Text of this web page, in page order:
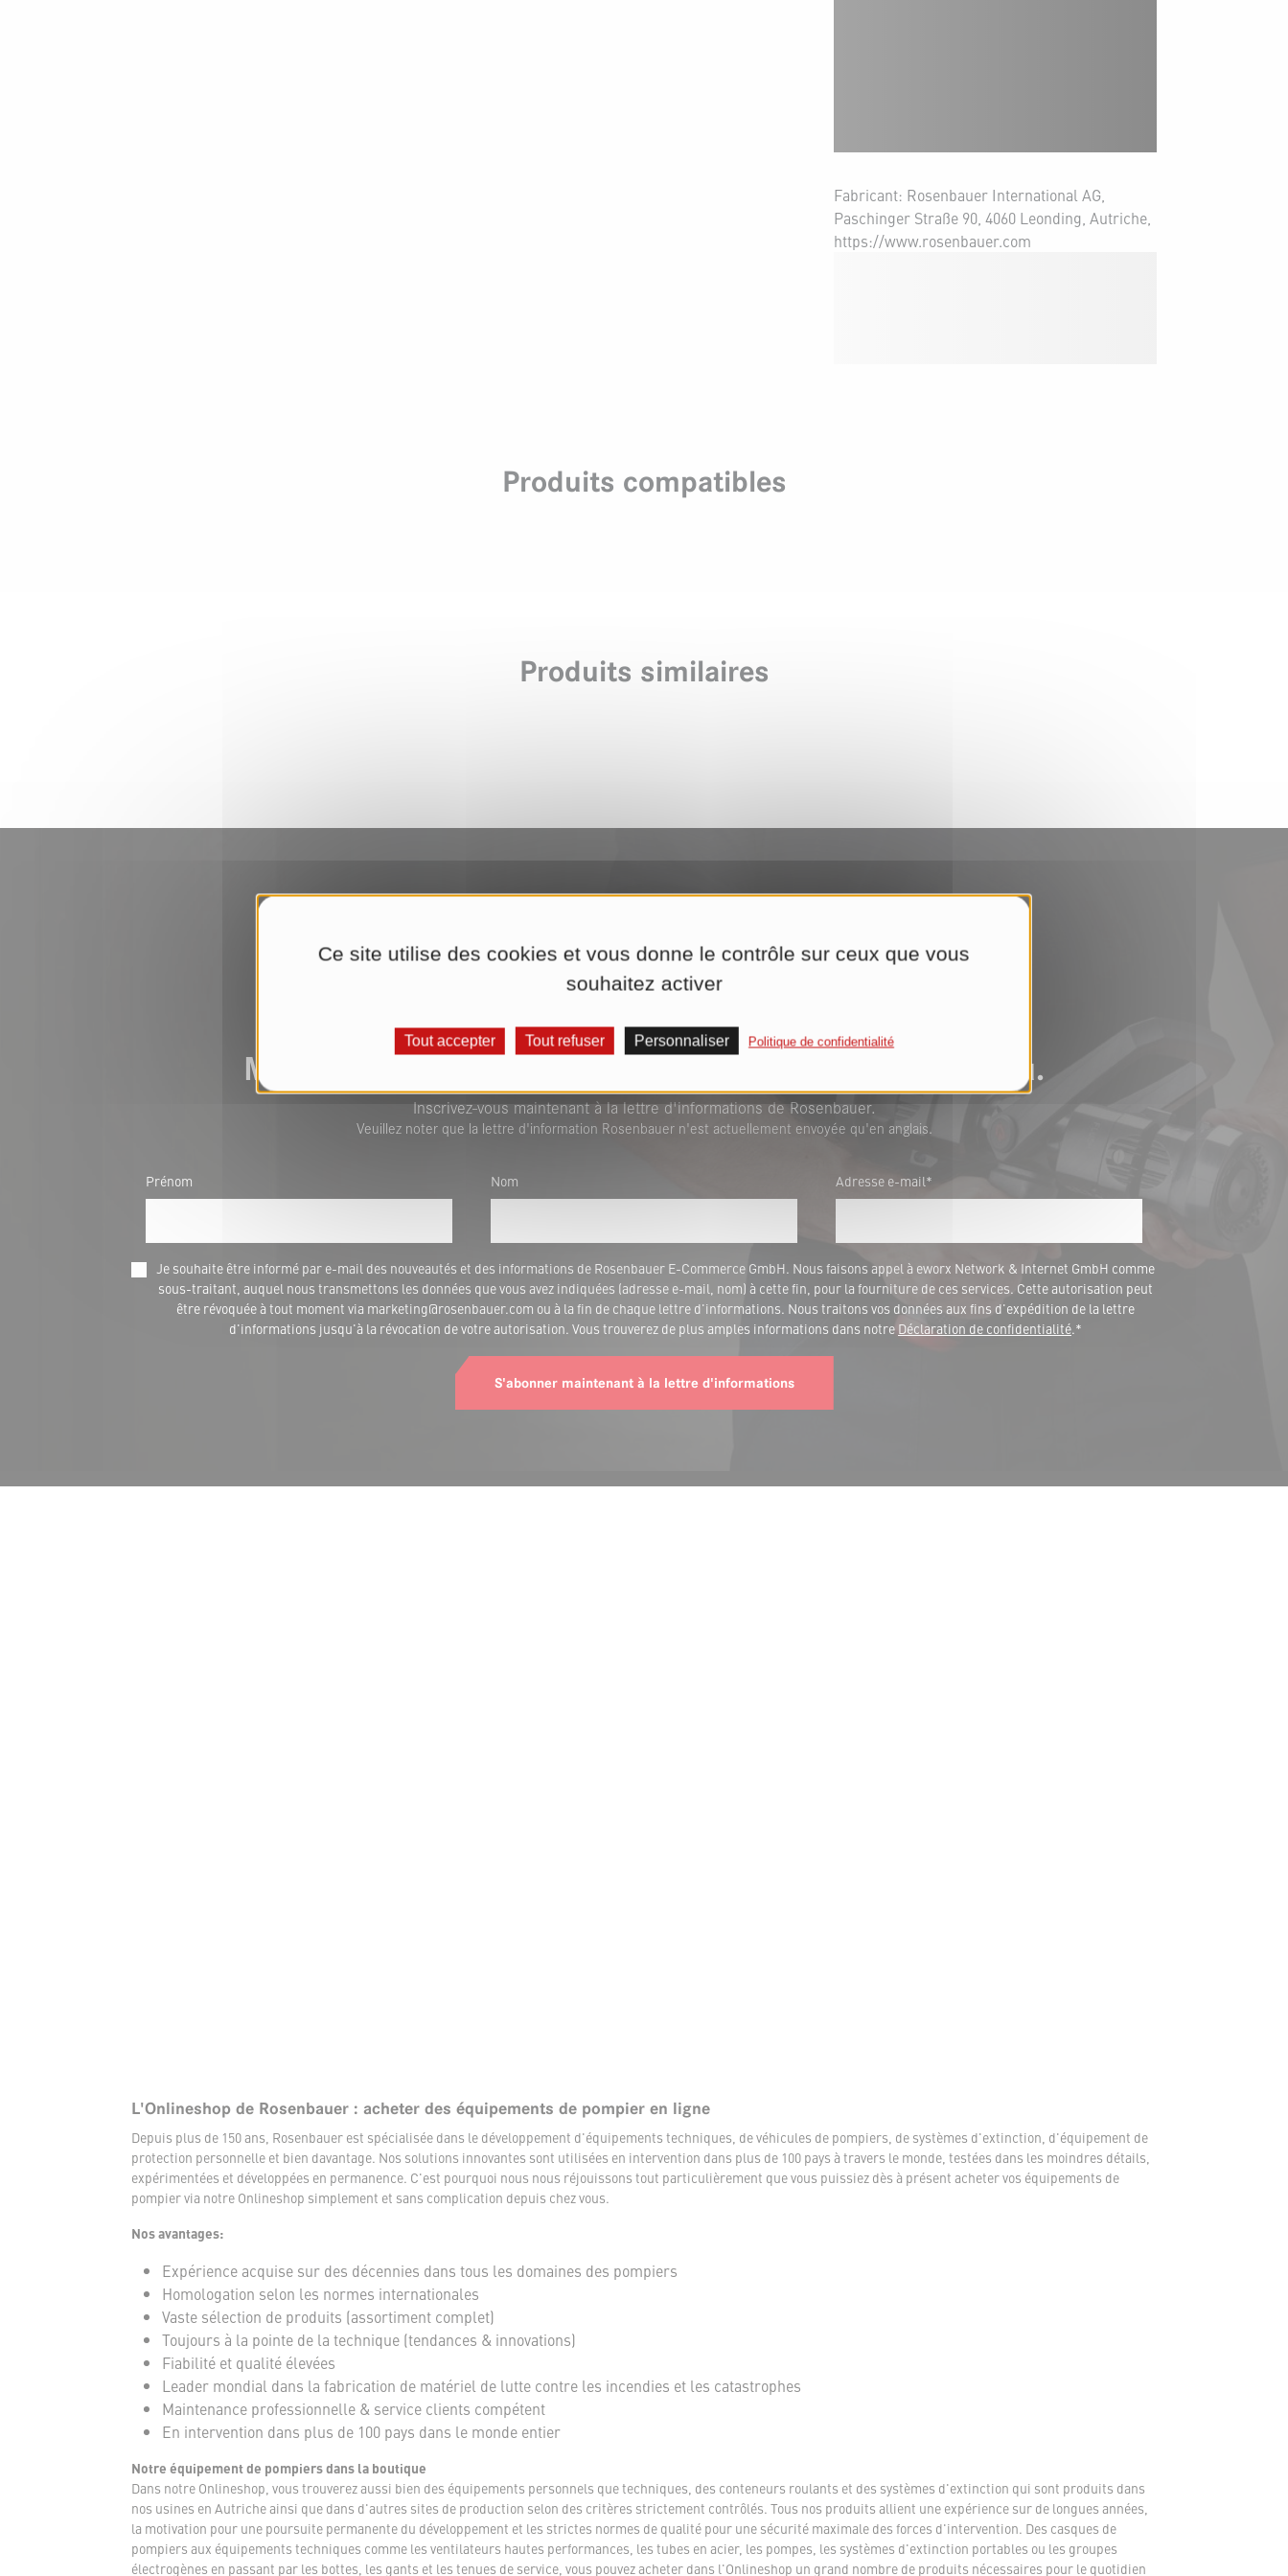
Fabricant: Rosenbauer International AG,
Paschinger Straße 90, 4060 Leonding, Autriche,
https://www.rosenbauer.com
Produits compatibles
Produits similaires
Mise à jour par e-mail à tout moment et n’importe où.
Inscrivez-vous maintenant à la lettre d'informations de Rosenbauer.
Veuillez noter que la lettre d'information Rosenbauer n'est actuellement envoyée qu'en anglais.
Prénom Nom Adresse e-mail*
Je souhaite être informé par e-mail des nouveautés et des informations de Rosenbauer E-Commerce GmbH. Nous faisons appel à eworx Network & Internet GmbH comme
sous-traitant, auquel nous transmettons les données que vous avez indiquées (adresse e-mail, nom) à cette fin, pour la fourniture de ces services. Cette autorisation peut
être révoquée à tout moment via marketing@rosenbauer.com ou à la fin de chaque lettre d'informations. Nous traitons vos données aux fins d'expédition de la lettre
d'informations jusqu'à la révocation de votre autorisation. Vous trouverez de plus amples informations dans notre Déclaration de confidentialité.*
S'abonner maintenant à la lettre d'informations
L'Onlineshop de Rosenbauer : acheter des équipements de pompier en ligne
Depuis plus de 150 ans, Rosenbauer est spécialisée dans le développement d'équipements techniques, de véhicules de pompiers, de systèmes d'extinction, d'équipement de
protection personnelle et bien davantage. Nos solutions innovantes sont utilisées en intervention dans plus de 100 pays à travers le monde, testées dans les moindres détails,
expérimentées et développées en permanence. C'est pourquoi nous nous réjouissons tout particulièrement que vous puissiez dès à présent acheter vos équipements de
pompier via notre Onlineshop simplement et sans complication depuis chez vous.
Nos avantages:
Expérience acquise sur des décennies dans tous les domaines des pompiers
Homologation selon les normes internationales
Vaste sélection de produits (assortiment complet)
Toujours à la pointe de la technique (tendances & innovations)
Fiabilité et qualité élevées
Leader mondial dans la fabrication de matériel de lutte contre les incendies et les catastrophes
Maintenance professionnelle & service clients compétent
En intervention dans plus de 100 pays dans le monde entier
Notre équipement de pompiers dans la boutique
Dans notre Onlineshop, vous trouverez aussi bien des équipements personnels que techniques, des conteneurs roulants et des systèmes d'extinction qui sont produits dans
nos usines en Autriche ainsi que dans d'autres sites de production selon des critères strictement contrôlés. Tous nos produits allient une expérience sur de longues années,
la motivation pour une poursuite permanente du développement et les strictes normes de qualité pour une sécurité maximale des forces d'intervention. Des casques de
pompiers aux équipements techniques comme les ventilateurs hautes performances, les tubes en acier, les pompes, les systèmes d'extinction portables ou les groupes
électrogènes en passant par les bottes, les gants et les tenues de service, vous pouvez acheter dans l'Onlineshop un grand nombre de produits nécessaires pour le quotidien
Ce site utilise des cookies et vous donne le contrôle sur ceux que vous
souhaitez activer
Tout accepter Tout refuser Personnaliser Politique de confidentialité